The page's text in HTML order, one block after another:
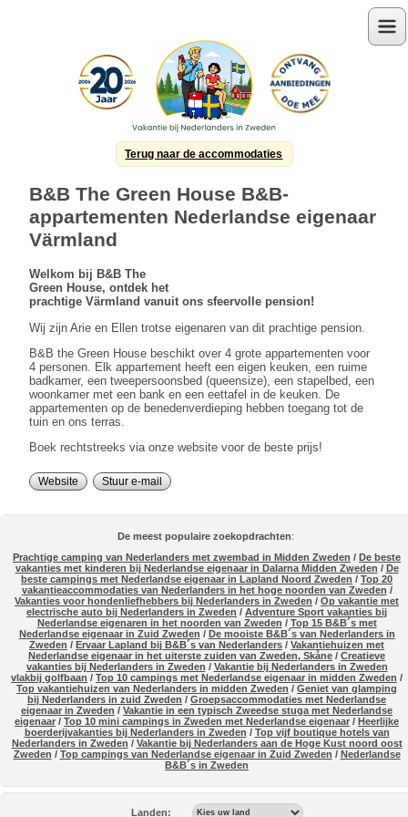
Menu
Terug naar de accommodaties
B&B The Green House B&B-
appartementen Nederlandse eigenaar
Värmland
Welkom bij B&B The
Green House, ontdek het
prachtige Värmland vanuit ons sfeervolle pension!
Wij zijn Arie en Ellen trotse eigenaren van dit prachtige pension.
B&B the Green House beschikt over 4 grote appartementen voor
4 personen. Elk appartement heeft een eigen keuken, een ruime
badkamer, een tweepersoonsbed (queensize), een stapelbed, een
woonkamer met een bank en een eettafel in de keuken. De
appartementen op de benedenverdieping hebben toegang tot de
tuin en ons terras.
Boek rechtstreeks via onze website voor de beste prijs!
Website Stuur e-mail
De meest populaire zoekopdrachten:
Prachtige camping van Nederlanders met zwembad in Midden Zweden /De beste
vakanties met kinderen bij Nederlandse eigenaar in Dalarna Midden Zweden / De
beste campings met Nederlandse eigenaar in Lapland Noord Zweden /Top 20
vakantieaccommodaties van Nederlanders in het hoge noorden van Zweden /
Vakanties voor hondenliefhebbers bij Nederlanders in Zweden /Op vakantie met
electrische auto bij Nederlanders in Zweden /Adventure Sport vakanties bij
Nederlandse eigenaren in het noorden van Zweden / Top 15 B&B´s met
Nederlandse eigenaar in Zuid Zweden / De mooiste B&B´s van Nederlanders in
Zweden /Ervaar Lapland bij B&B´s van Nederlanders /Vakantiehuizen met
Nederlandse eigenaar in het uiterste zuiden van Zweden, Skåne /Creatieve
vakanties bij Nederlanders in Zweden / Vakantie bij Nederlanders in Zweden
vlakbij golfbaan /Top 10 campings met Nederlandse eigenaar in midden Zweden /
Top vakantiehuizen van Nederlanders in midden Zweden /Geniet van glamping
bij Nederlanders in zuid Zweden /Groepsaccommodaties met Nederlandse
eigenaar in Zweden /Vakantie in een typisch Zweedse stuga met Nederlandse
eigenaar /Top 10 mini campings in Zweden met Nederlandse eigenaar /Heerlijke
boerderijvakanties bij Nederlanders in Zweden / Top vijf boutique hotels van
Nederlanders in Zweden / Vakantie bij Nederlanders aan de Hoge Kust noord oost
Zweden / Top campings van Nederlandse eigenaar in Zuid Zweden / Nederlandse
B&B´s in Zweden
Landen: